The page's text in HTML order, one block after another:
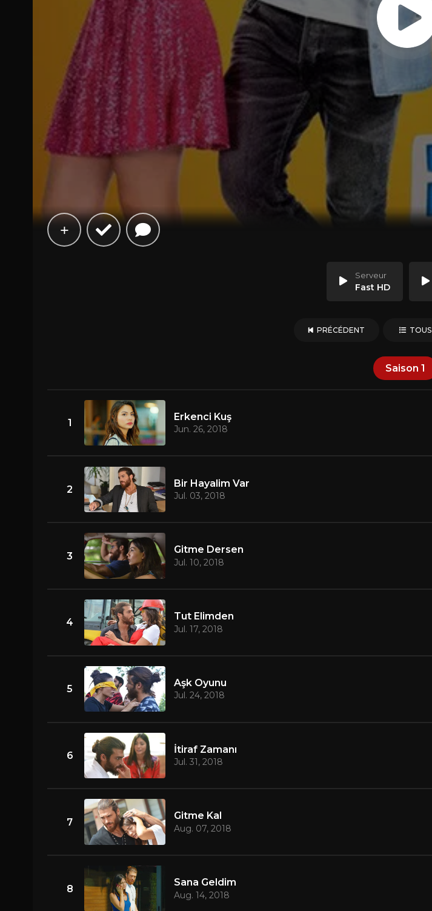
Serveur
Fast HD
PRÉCÉDENT TOUS
Saison 1
1
Erkenci Kuş
Jun. 26, 2018
2
Bir Hayalim Var
Jul. 03, 2018
3
Gitme Dersen
Jul. 10, 2018
4
Tut Elimden
Jul. 17, 2018
5
Aşk Oyunu
Jul. 24, 2018
6
İtiraf Zamanı
Jul. 31, 2018
7
Gitme Kal
Aug. 07, 2018
8
Sana Geldim
Aug. 14, 2018